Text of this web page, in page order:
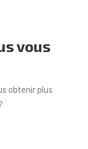
vous
obtenir plus